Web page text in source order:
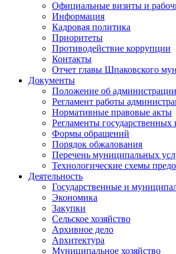
Официальные визиты и
Информация
Кадровая политика
Приоритеты
Противодействие коррупции
Контакты
Отчет главы Шпаковского
Документы
Положение об администрации
Регламент работы
Нормативные правовые акты
Регламенты
Формы обращений
Порядок обжалования
Перечень муниципальных
Технологические схемы
Деятельность
Государственные и
Экономика
Закупки
Сельское хозяйство
Архивное дело
Архитектура
Муниципальное хозяйство